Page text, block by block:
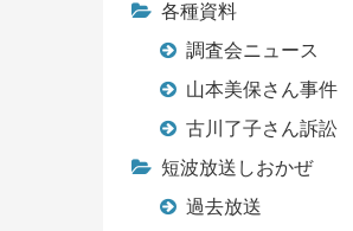
各種資料
調査会ニュース
山本美保さん事件
古川了子さん訴訟
短波放送しおかぜ
過去放送